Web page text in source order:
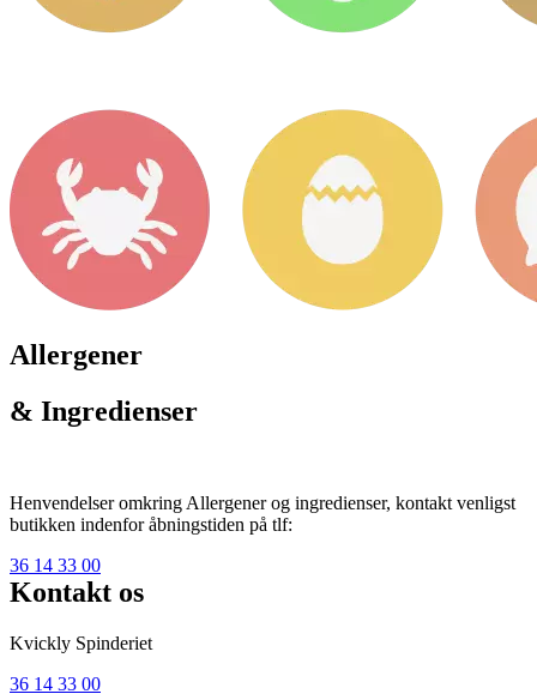
Allergener
& Ingredienser
Henvendelser omkring Allergener og ingredienser, kontakt venligst
butikken indenfor åbningstiden på tlf:
36 14 33 00
Kontakt os
Kvickly Spinderiet
36 14 33 00